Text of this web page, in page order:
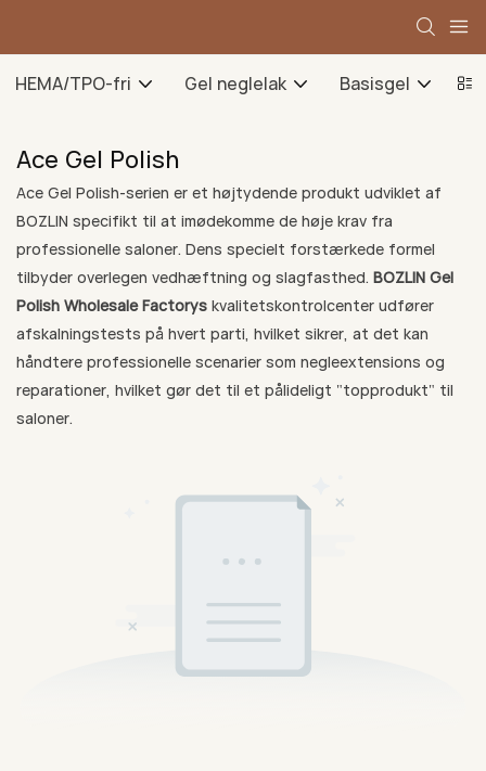
HEMA/TPO-fri Gel neglelak Basisgel
Ace Gel Polish
Ace Gel Polish-serien er et højtydende produkt udviklet af
BOZLIN specifikt til at imødekomme de høje krav fra
professionelle saloner. Dens specielt forstærkede formel
tilbyder overlegen vedhæftning og slagfasthed. BOZLIN Gel
Polish Wholesale Factorys kvalitetskontrolcenter udfører
afskalningstests på hvert parti, hvilket sikrer, at det kan
håndtere professionelle scenarier som negleextensions og
reparationer, hvilket gør det til et pålideligt "topprodukt" til
saloner.